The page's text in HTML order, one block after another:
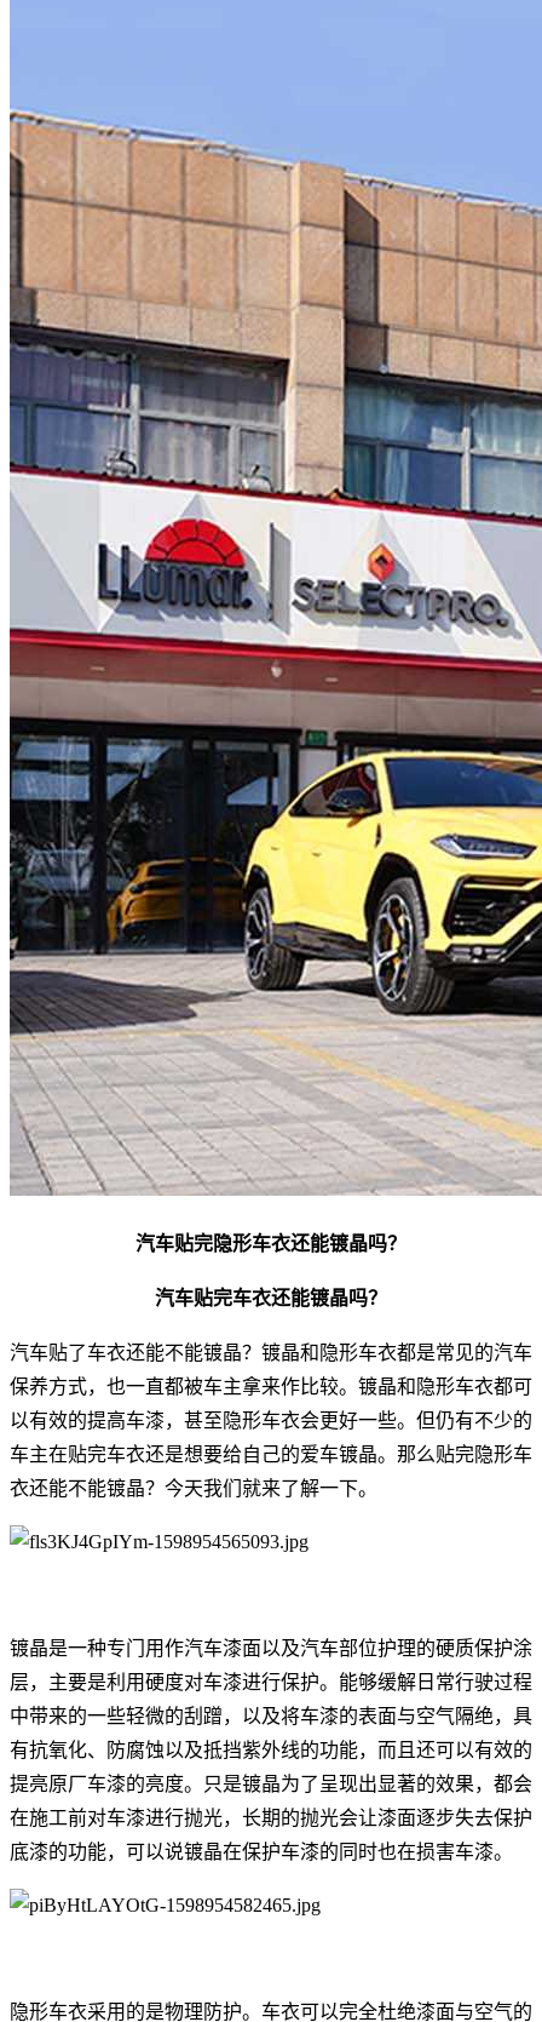
汽车贴完隐形车衣还能镀晶吗？
汽车贴完车衣还能镀晶吗？
汽车贴了车衣还能不能镀晶？镀晶和隐形车衣都是常见的汽车
保养方式，也一直都被车主拿来作比较。镀晶和隐形车衣都可
以有效的提高车漆，甚至隐形车衣会更好一些。但仍有不少的
车主在贴完车衣还是想要给自己的爱车镀晶。那么贴完隐形车
衣还能不能镀晶？今天我们就来了解一下。
镀晶是一种专门用作汽车漆面以及汽车部位护理的硬质保护涂
层，主要是利用硬度对车漆进行保护。能够缓解日常行驶过程
中带来的一些轻微的刮蹭，以及将车漆的表面与空气隔绝，具
有抗氧化、防腐蚀以及抵挡紫外线的功能，而且还可以有效的
提亮原厂车漆的亮度。只是镀晶为了呈现出显著的效果，都会
在施工前对车漆进行抛光，长期的抛光会让漆面逐步失去保护
底漆的功能，可以说镀晶在保护车漆的同时也在损害车漆。
隐形车衣采用的是物理防护。车衣可以完全杜绝漆面与空气的